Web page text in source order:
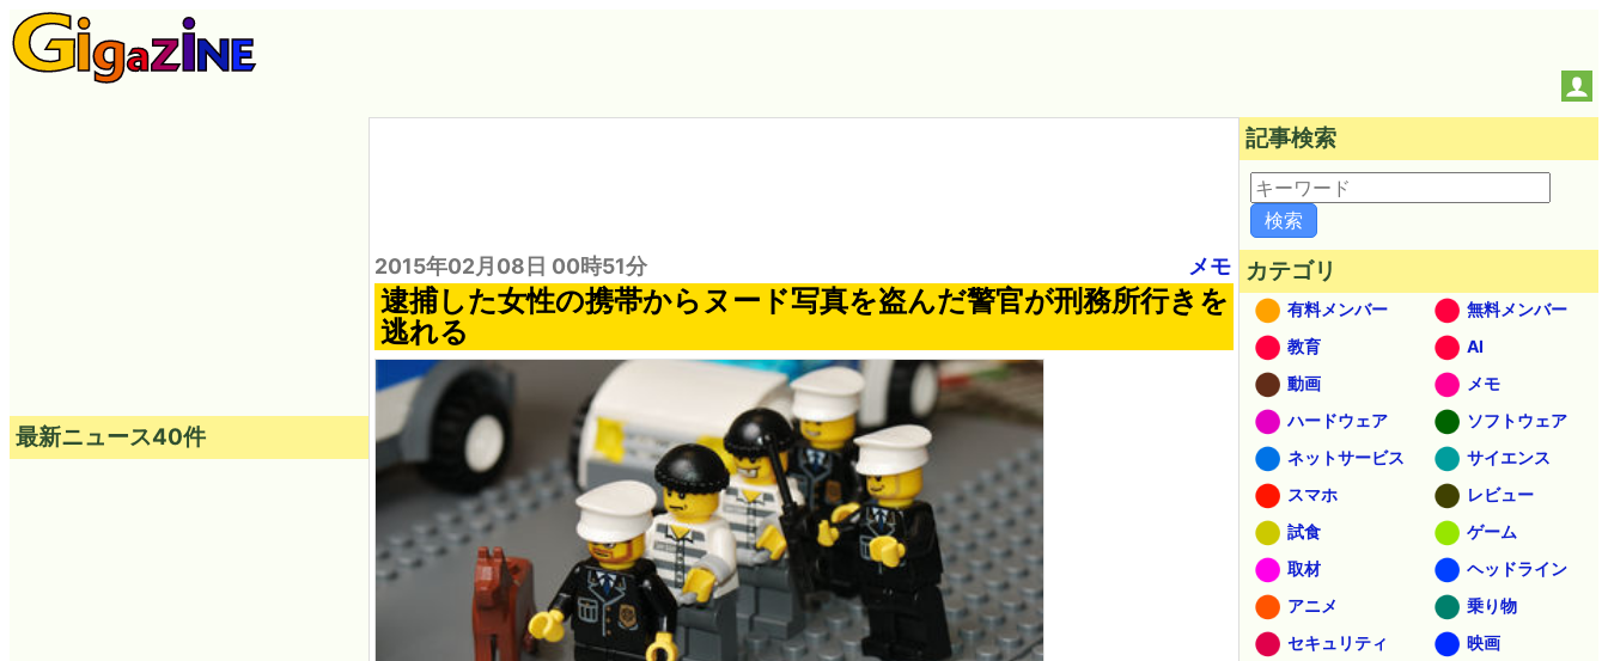
2015年02月08日 00時51分 メモ
逮捕した女性の携帯からヌード写真を盗んだ警官が刑務所行きを
逃れる
最新ニュース40件
記事検索
カテゴリ
有料メンバー
無料メンバー
教育
AI
動画
メモ
ハードウェア
ソフトウェア
ネットサービス
サイエンス
スマホ
レビュー
試食
ゲーム
取材
ヘッドライン
アニメ
乗り物
セキュリティ
映画